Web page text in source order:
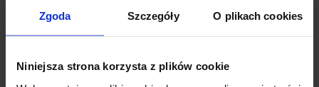
Zgoda Szczegóły O plikach cookies
Niniejsza strona korzysta z plików cookie
Wsparcie techniczne
Jeśli masz pytania lub potrzebujesz pomocy, zadzwoń
lub napisz do nas: pracujemy od 8:00 do 18:00,
odpowiedzi na e-maile od 8:00 do 22:00.